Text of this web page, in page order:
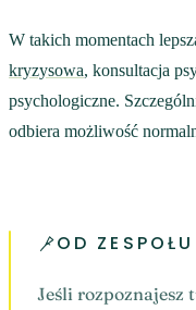
W takich momentach
kryzysowa, konsultacja
psychologiczne.
odbiera możliwość
OD
Jeśli rozpoznajesz